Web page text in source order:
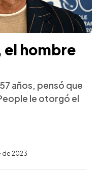
el hombre
años, pensó que
le otorgó el
de 2023